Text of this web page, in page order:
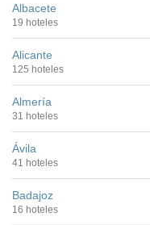
Albacete
19 hoteles
Alicante
125 hoteles
Almería
31 hoteles
Ávila
41 hoteles
Badajoz
16 hoteles